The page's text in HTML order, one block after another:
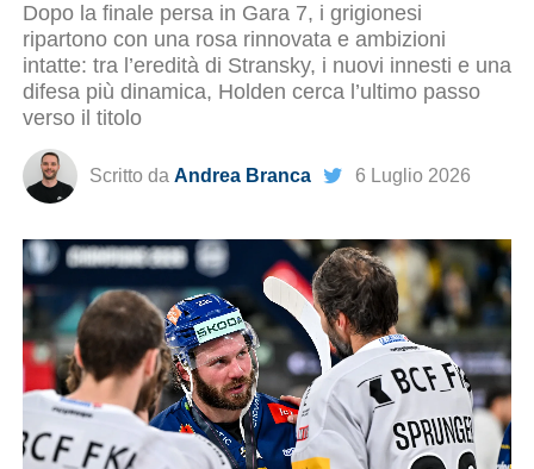
Dopo la finale persa in Gara 7, i grigionesi
ripartono con una rosa rinnovata e ambizioni
intatte: tra l’eredità di Stransky, i nuovi innesti e una
difesa più dinamica, Holden cerca l’ultimo passo
verso il titolo
Scritto da Andrea Branca 6 Luglio 2026